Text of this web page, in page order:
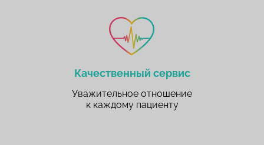
Качественный сервис
Уважительное отношение
к каждому пациенту